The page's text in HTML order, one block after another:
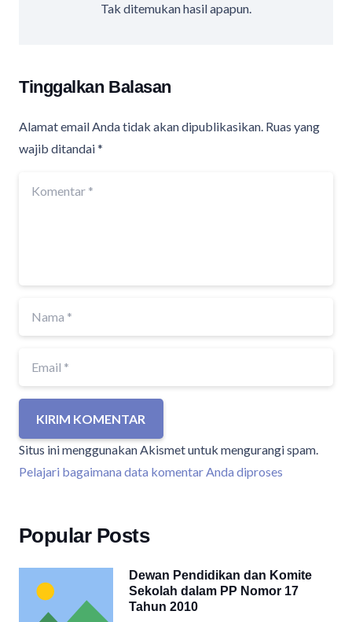
Tak ditemukan hasil apapun.
Tinggalkan Balasan
Alamat email Anda tidak akan dipublikasikan. Ruas yang
wajib ditandai*
KIRIM KOMENTAR
Situs ini menggunakan Akismet untuk mengurangi spam.
Pelajari bagaimana data komentar Anda diproses
Popular Posts
Dewan Pendidikan dan Komite
Sekolah dalam PP Nomor 17
Tahun 2010